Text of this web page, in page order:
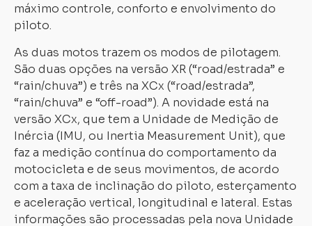
máximo controle, conforto e envolvimento do
piloto.
As duas motos trazem os modos de pilotagem.
São duas opções na versão XR (“road/estrada” e
“rain/chuva”) e três na XCx (“road/estrada”,
“rain/chuva” e “off-road”). A novidade está na
versão XCx, que tem a Unidade de Medição de
Inércia (IMU, ou Inertia Measurement Unit), que
faz a medição contínua do comportamento da
motocicleta e de seus movimentos, de acordo
com a taxa de inclinação do piloto, esterçamento
e aceleração vertical, longitudinal e lateral. Estas
informações são processadas pela nova Unidade